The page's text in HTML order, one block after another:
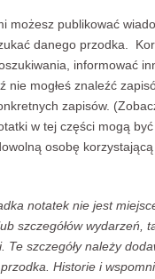
możesz publikować
danego przodka.
informować
nie mogłeś znaleźć
zapisów.
w tej części mogą
osobę
notatek nie jest
szczegółów wydarzeń,
Te szczegóły należy
Historie i